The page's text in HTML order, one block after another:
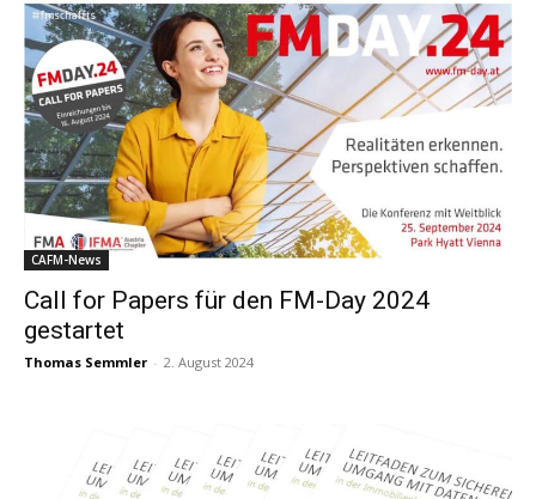
CAFM-News
Call for Papers für den FM-Day 2024
gestartet
Thomas Semmler - 2. August 2024